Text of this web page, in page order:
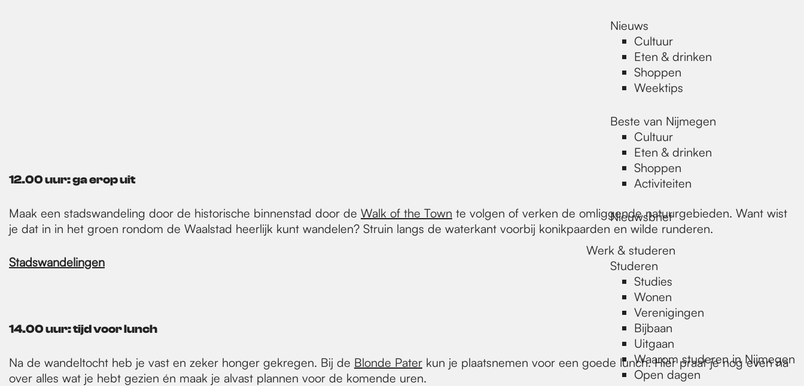
Nieuws
Cultuur
Eten & drinken
Shoppen
Weektips
Beste van Nijmegen
Cultuur
Eten & drinken
Shoppen
Activiteiten
Nieuwsbrief
Werk & studeren
Studeren
Studies
Wonen
Verenigingen
Bijbaan
Uitgaan
Waarom studeren in Nijmegen
Open dagen
12.00 uur: ga erop uit
Maak een stadswandeling door de historische binnenstad door de Walk of the Town te volgen of verken de omliggende natuurgebieden. Want wist
je dat in in het groen rondom de Waalstad heerlijk kunt wandelen? Struin langs de waterkant voorbij konikpaarden en wilde runderen.
Stadswandelingen
14.00 uur: tijd voor lunch
Na de wandeltocht heb je vast en zeker honger gekregen. Bij de Blonde Pater kun je plaatsnemen voor een goede lunch. Hier praat je nog even na
over alles wat je hebt gezien én maak je alvast plannen voor de komende uren.